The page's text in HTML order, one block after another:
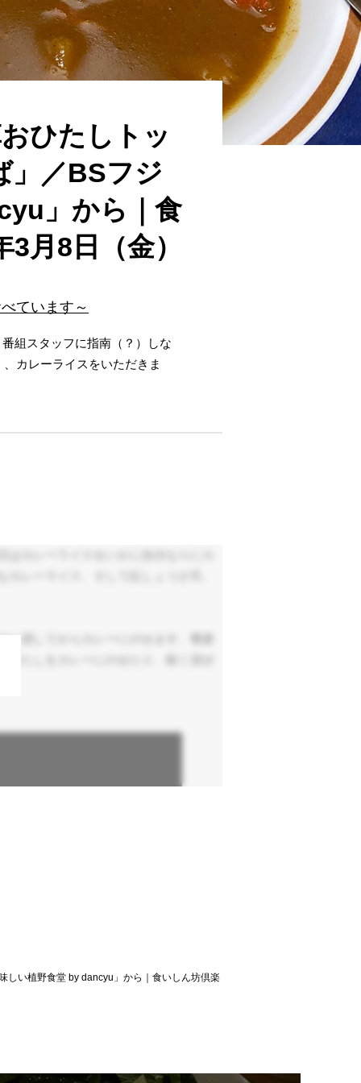
ひたしトッ
」／BSフジ
」から｜食
月8日（金）
ています～
組スタッフに指南（？）しな
カレーライスをいただきま
浸してからカレーにのせます。蕎麦
しい植野食堂 by dancyu」から｜食いしん坊倶楽